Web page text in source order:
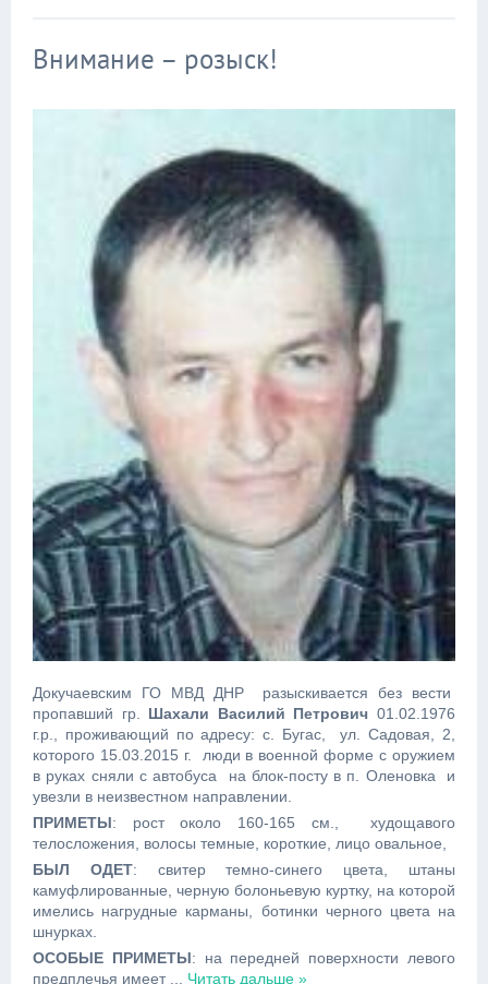
Внимание – розыск!
Докучаевским ГО МВД ДНР разыскивается без вести
пропавший гр. Шахали Василий Петрович 01.02.1976
г.р., проживающий по адресу: с. Бугас, ул. Садовая, 2,
которого 15.03.2015 г. люди в военной форме с оружием
в руках сняли с автобуса на блок-посту в п. Оленовка и
увезли в неизвестном направлении.
ПРИМЕТЫ: рост около 160-165 см., худощавого
телосложения, волосы темные, короткие, лицо овальное,
БЫЛ ОДЕТ: свитер темно-синего цвета, штаны
камуфлированные, черную болоньевую куртку, на которой
имелись нагрудные карманы, ботинки черного цвета на
шнурках.
ОСОБЫЕ ПРИМЕТЫ: на передней поверхности левого
предплечья имеет ... Читать дальше »